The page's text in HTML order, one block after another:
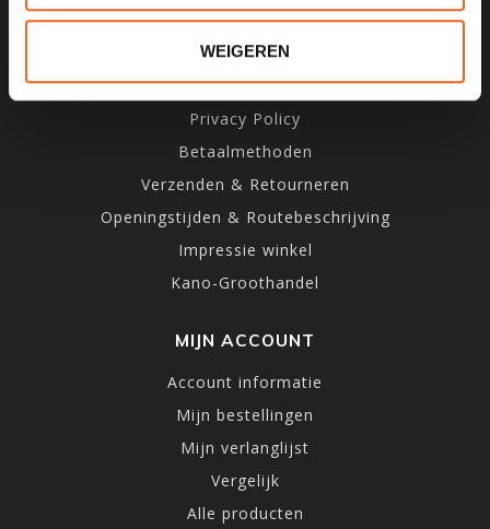
WEIGEREN
INFORMATIE
Over ons
Algemene voorwaarden
Privacy Policy
Betaalmethoden
Verzenden & Retourneren
Openingstijden & Routebeschrijving
Impressie winkel
Kano-Groothandel
MIJN ACCOUNT
Account informatie
Mijn bestellingen
Mijn verlanglijst
Vergelijk
Alle producten